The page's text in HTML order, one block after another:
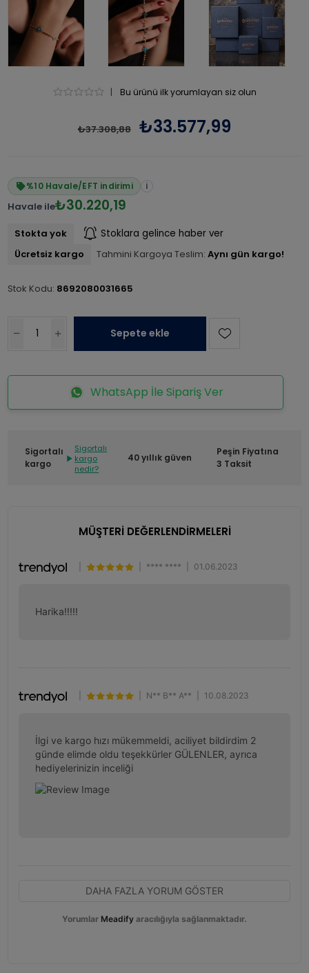
| Bu ürünü ilk yorumlayan siz olun
₺37.308,88 ₺33.577,99
%10 Havale/EFT indirimi i
Havale ile₺30.220,19
Stokta yok
Stoklara gelince haber ver
Ücretsiz kargo
Tahmini Kargoya Teslim: Aynı gün kargo!
Stok Kodu: 8692080031665
Sepete ekle
WhatsApp İle Sipariş Ver
Sigortalı
kargo
Sigortalı
kargo
nedir?
40 yıllık güven
Peşin Fiyatına
3 Taksit
MÜŞTERİ DEĞERLENDİRMELERİ
**** **** 01.06.2023
Harika!!!!!
N** B** A** 10.08.2023
İlgi ve kargo hızı mükemmeldi, aciliyet bildirdim 2
günde elimde oldu teşekkürler GÜLENLER, ayrıca
hediyelerinizin inceliği
DAHA FAZLA YORUM GÖSTER
Yorumlar Meadify aracılığıyla sağlanmaktadır.